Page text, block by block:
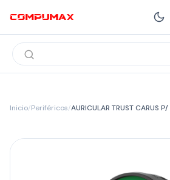
Búsqueda
de
productos
Inicio/Periféricos/AURICULAR TRUST CARUS